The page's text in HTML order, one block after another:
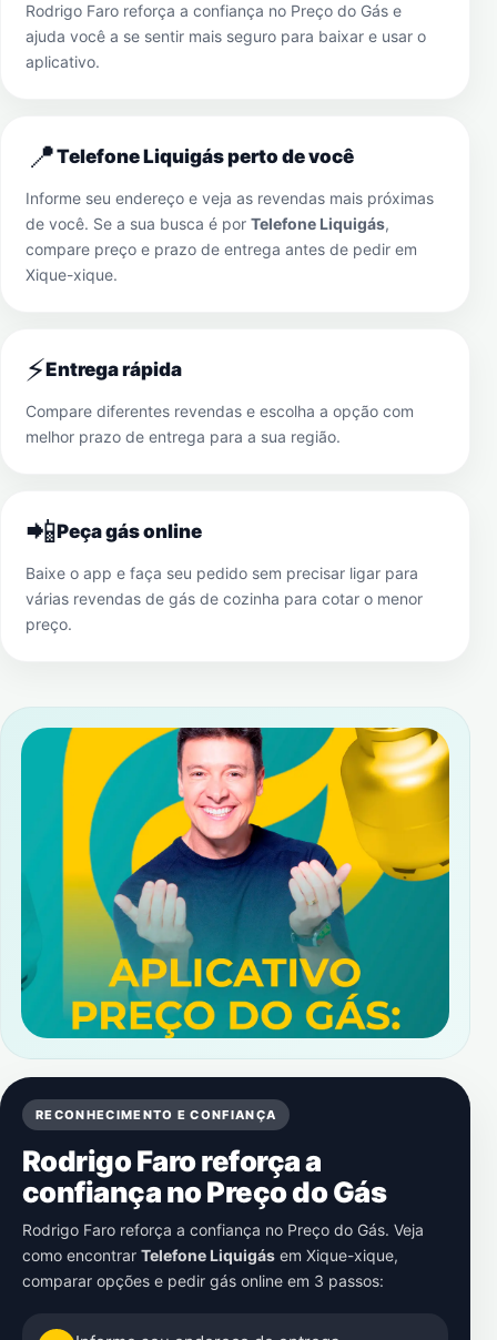
Rodrigo Faro reforça a confiança no Preço do Gás e
ajuda você a se sentir mais seguro para baixar e usar o
aplicativo.
📍Telefone Liquigás perto de você
Informe seu endereço e veja as revendas mais próximas
de você. Se a sua busca é por Telefone Liquigás,
compare preço e prazo de entrega antes de pedir em
Xique-xique.
⚡Entrega rápida
Compare diferentes revendas e escolha a opção com
melhor prazo de entrega para a sua região.
📲Peça gás online
Baixe o app e faça seu pedido sem precisar ligar para
várias revendas de gás de cozinha para cotar o menor
preço.
RECONHECIMENTO E CONFIANÇA
Rodrigo Faro reforça a
confiança no Preço do Gás
Rodrigo Faro reforça a confiança no Preço do Gás. Veja
como encontrar Telefone Liquigás em Xique-xique,
comparar opções e pedir gás online em 3 passos: